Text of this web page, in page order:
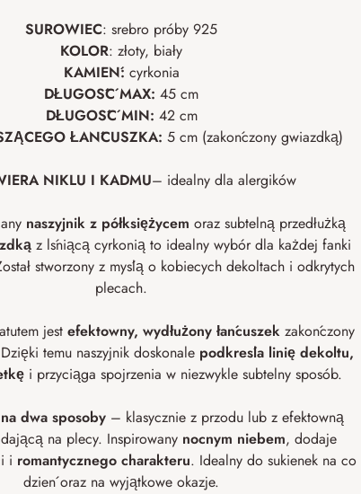
SUROWIEC: srebro próby 925
KOLOR: złoty, biały
KAMIEŃ: cyrkonia
DŁUGOŚĆ MAX: 45 cm
DŁUGOŚĆ MIN: 42 cm
ŁAŃCUSZKA: 5 cm (zakończony gwiazdką)
NIKLU I KADMU– idealny dla alergików
naszyjnik z półksiężycem oraz subtelną przedłużką
z lśniącą cyrkonią to idealny wybór dla każdej fanki
stworzony z myślą o kobiecych dekoltach i odkrytych
plecach.
jest efektowny, wydłużony łańcuszekzakończony
temu naszyjnik doskonale podkreśla linię dekoltu,
i przyciąga spojrzenia w niezwykle subtelny sposób.
na dwa sposoby – klasycznie z przodu lub z efektowną
na plecy. Inspirowanynocnym niebem, dodaje
i romantycznego charakteru. Idealny do sukienek na co
dzień oraz na wyjątkowe okazje.